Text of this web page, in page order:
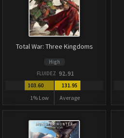
Total War: Three Kingdoms
High
FLUIDEZ 92.91
103.60
1% Low
131.95
Average